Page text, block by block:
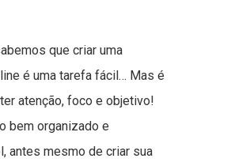
que criar uma
é uma tarefa fácil… Mas é
atenção, foco e objetivo!
bem organizado e
antes mesmo de criar sua